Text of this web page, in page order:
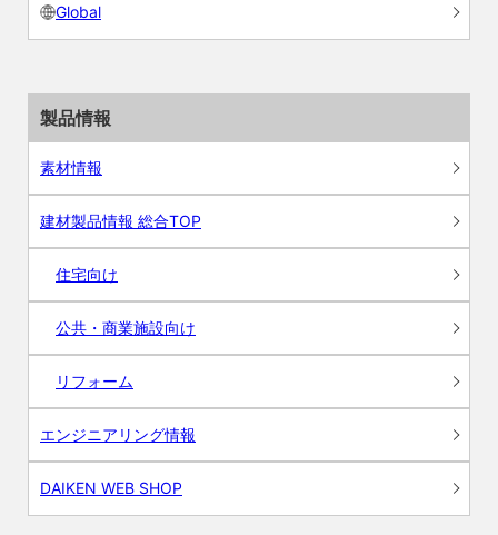
Global
製品情報
素材情報
建材製品情報 総合TOP
住宅向け
公共・商業施設向け
リフォーム
エンジニアリング情報
DAIKEN WEB SHOP